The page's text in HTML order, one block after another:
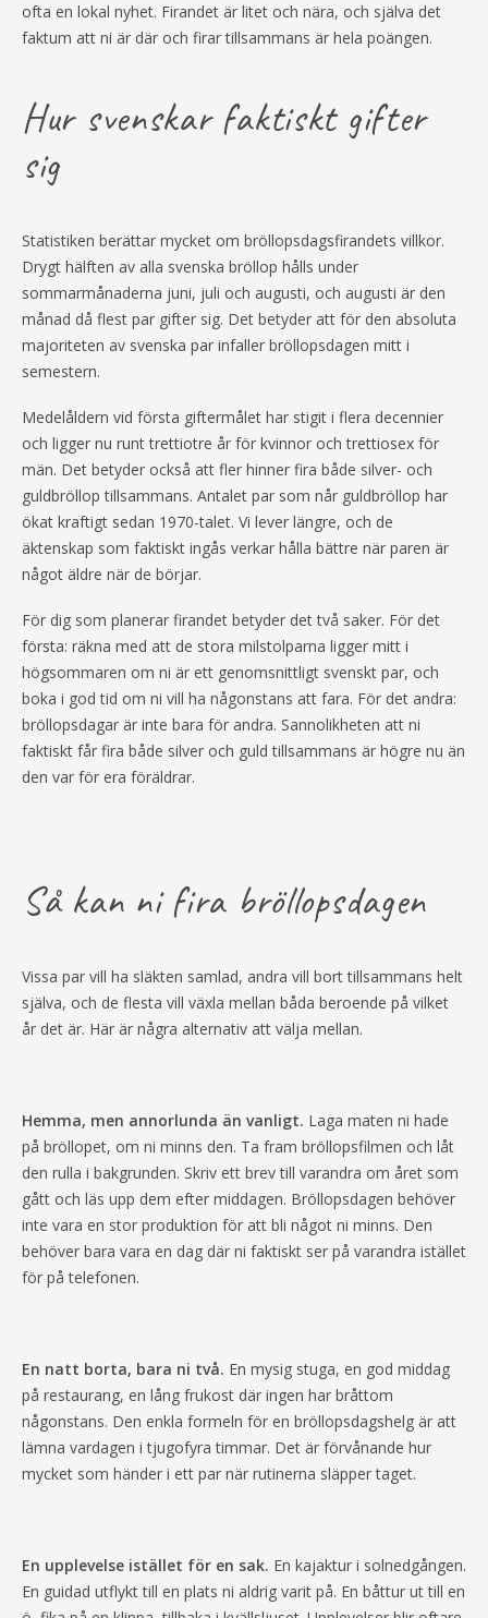
ofta en lokal nyhet. Firandet är litet och nära, och själva det
faktum att ni är där och firar tillsammans är hela poängen.
Hur svenskar faktiskt gifter
sig
Statistiken berättar mycket om bröllopsdagsfirandets villkor.
Drygt hälften av alla svenska bröllop hålls under
sommarmånaderna juni, juli och augusti, och augusti är den
månad då flest par gifter sig. Det betyder att för den absoluta
majoriteten av svenska par infaller bröllopsdagen mitt i
semestern.
Medelåldern vid första giftermålet har stigit i flera decennier
och ligger nu runt trettiotre år för kvinnor och trettiosex för
män. Det betyder också att fler hinner fira både silver- och
guldbröllop tillsammans. Antalet par som når guldbröllop har
ökat kraftigt sedan 1970-talet. Vi lever längre, och de
äktenskap som faktiskt ingås verkar hålla bättre när paren är
något äldre när de börjar.
För dig som planerar firandet betyder det två saker. För det
första: räkna med att de stora milstolparna ligger mitt i
högsommaren om ni är ett genomsnittligt svenskt par, och
boka i god tid om ni vill ha någonstans att fara. För det andra:
bröllopsdagar är inte bara för andra. Sannolikheten att ni
faktiskt får fira både silver och guld tillsammans är högre nu än
den var för era föräldrar.
Så kan ni fira bröllopsdagen
Vissa par vill ha släkten samlad, andra vill bort tillsammans helt
själva, och de flesta vill växla mellan båda beroende på vilket
år det är. Här är några alternativ att välja mellan.
Hemma, men annorlunda än vanligt. Laga maten ni hade
på bröllopet, om ni minns den. Ta fram bröllopsfilmen och låt
den rulla i bakgrunden. Skriv ett brev till varandra om året som
gått och läs upp dem efter middagen. Bröllopsdagen behöver
inte vara en stor produktion för att bli något ni minns. Den
behöver bara vara en dag där ni faktiskt ser på varandra istället
för på telefonen.
En natt borta, bara ni två. En mysig stuga, en god middag
på restaurang, en lång frukost där ingen har bråttom
någonstans. Den enkla formeln för en bröllopsdagshelg är att
lämna vardagen i tjugofyra timmar. Det är förvånande hur
mycket som händer i ett par när rutinerna släpper taget.
En upplevelse istället för en sak. En kajaktur i solnedgången.
En guidad utflykt till en plats ni aldrig varit på. En båttur ut till en